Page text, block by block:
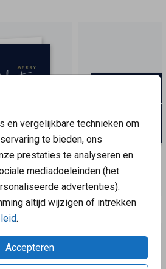
en vergelijkbare technieken om
te bieden, ons
prestaties te analyseren en
mediadoeleinden (het
advertenties).
altijd wijzigen of intrekken
.
Accepteren